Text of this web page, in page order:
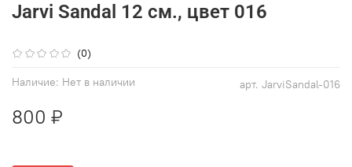
(0)
арт. JarviSandal-016
Наличие: Нет в наличии
Jarvi Sandal 12 см., цвет 016
800 ₽